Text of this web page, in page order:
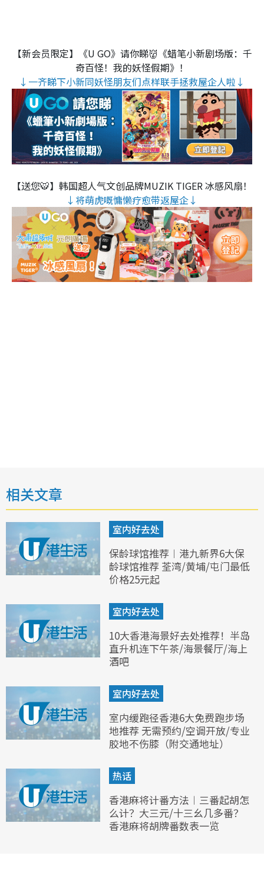
【新会员限定】《U GO》请你睇👹《蜡笔小新剧场版：千
奇百怪！我的妖怪假期》！
↓一齐睇下小新同妖怪朋友们点样联手拯救屋企人啦↓
【送您🐯】韩国超人气文创品牌MUZIK TIGER 冰感风扇！
↓将萌虎嘅慵懒疗愈带返屋企↓
相关文章
室内好去处
保龄球馆推荐︱港九新界6大保
龄球馆推荐 荃湾/黄埔/屯门最低
价格25元起
室内好去处
10大香港海景好去处推荐！半岛
直升机连下午茶/海景餐厅/海上
酒吧
室内好去处
室内缓跑径香港6大免费跑步场
地推荐 无需预约/空调开放/专业
胶地不伤膝（附交通地址）
热话
香港麻将计番方法︱三番起胡怎
么计？大三元/十三幺几多番？
香港麻将胡牌番数表一览